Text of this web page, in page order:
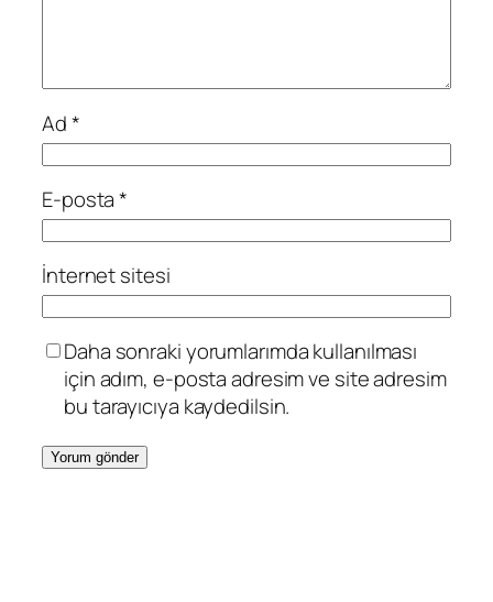
Ad*
E-posta*
İnternet sitesi
Daha sonraki yorumlarımda kullanılması
için adım, e-posta adresim ve site adresim
bu tarayıcıya kaydedilsin.